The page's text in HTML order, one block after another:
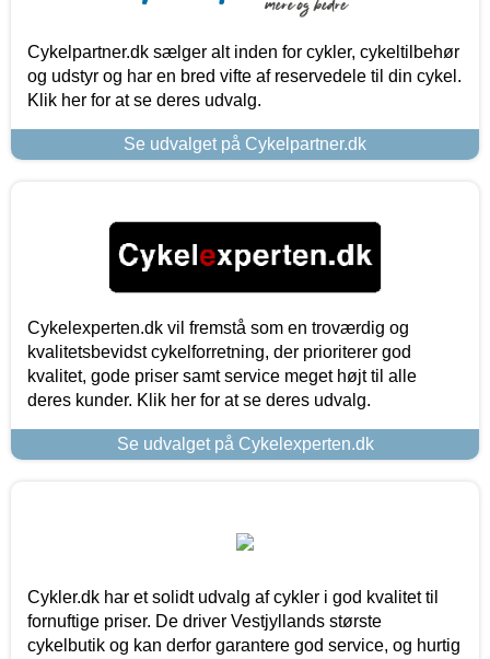
Cykelpartner.dk sælger alt inden for cykler, cykeltilbehør
og udstyr og har en bred vifte af reservedele til din cykel.
Klik her for at se deres udvalg.
Se udvalget på Cykelpartner.dk
Cykelexperten.dk vil fremstå som en troværdig og
kvalitetsbevidst cykelforretning, der prioriterer god
kvalitet, gode priser samt service meget højt til alle
deres kunder. Klik her for at se deres udvalg.
Se udvalget på Cykelexperten.dk
Cykler.dk har et solidt udvalg af cykler i god kvalitet til
fornuftige priser. De driver Vestjyllands største
cykelbutik og kan derfor garantere god service, og hurtig